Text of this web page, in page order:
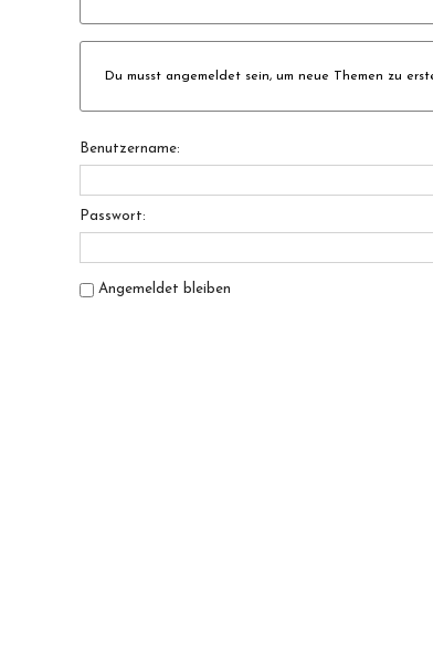
Du musst angemeldet sein, um neue Themen zu
Benutzername:
Passwort:
Angemeldet bleiben